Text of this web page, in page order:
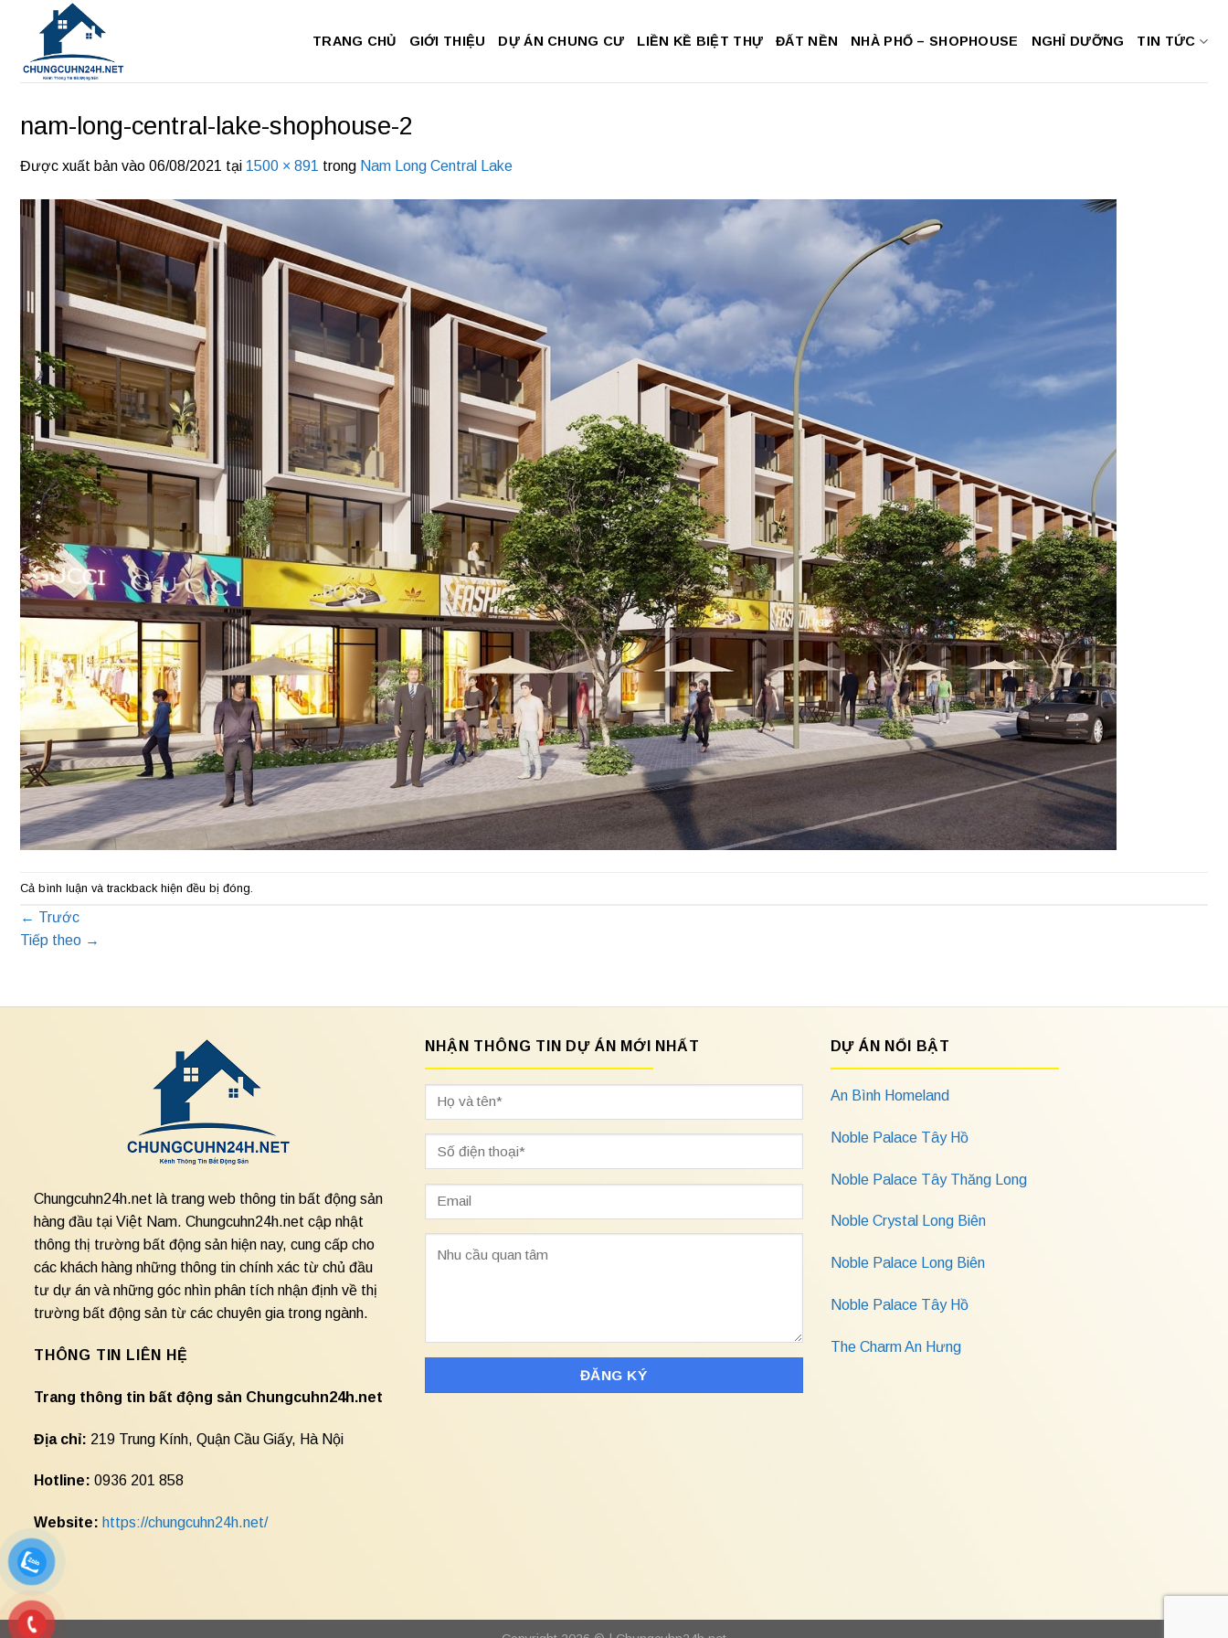
dung
TRANG CHỦ GIỚI THIỆU DỰ ÁN CHUNG CƯ LIỀN KỀ BIỆT THỰ ĐẤT NỀN NHÀ PHỐ – SHOPHOUSE NGHỈ DƯỠNG TIN TỨC
nam-long-central-lake-shophouse-2
Được xuất bản vào 06/08/2021 tại 1500 × 891 trong Nam Long Central Lake
Cả bình luận và trackback hiện đều bị đóng.
←
Trước
Tiếp theo →
Chungcuhn24h.net là trang web thông tin bất động sản
hàng đầu tại Việt Nam. Chungcuhn24h.net cập nhật
thông thị trường bất động sản hiện nay, cung cấp cho
các khách hàng những thông tin chính xác từ chủ đầu
tư dự án và những góc nhìn phân tích nhận định về thị
trường bất động sản từ các chuyên gia trong ngành.
THÔNG TIN LIÊN HỆ
Trang thông tin bất động sản Chungcuhn24h.net
Địa chỉ: 219 Trung Kính, Quận Cầu Giấy, Hà Nội
Hotline: 0936 201 858
Website: https://chungcuhn24h.net/
NHẬN THÔNG TIN DỰ ÁN MỚI NHẤT DỰ ÁN NỔI BẬT
An Bình Homeland
Noble Palace Tây Hồ
Noble Palace Tây Thăng Long
Noble Crystal Long Biên
Noble Palace Long Biên
Noble Palace Tây Hồ
The Charm An Hưng